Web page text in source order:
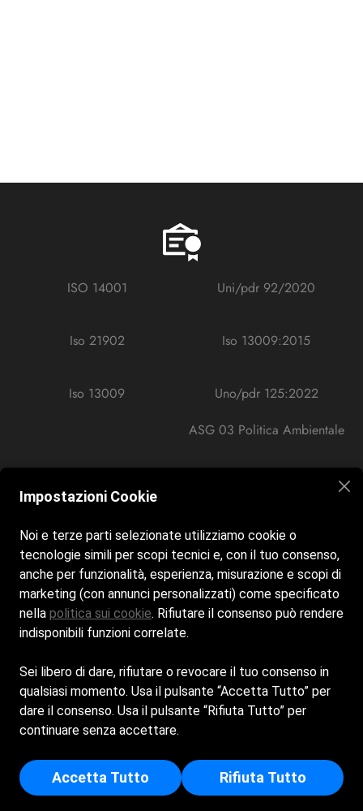
ISO 14001 Uni/pdr 92/2020
Iso 21902 Iso 13009:2015
Iso 13009
Uno/pdr 125:2022
ASG 03 Politica Ambientale
Cookie Policy
Privacy Policy
BAGNI BAR EDEN S.R.L. - Sede Legale: VIA FEGINA 7 - 19016
- MONTEROSSO AL MARE (SP) - Capitale Sociale Euro 60.000
- Iscritta al registro delle imprese di La Spezia - p.i/c.f:
Impostazioni Cookie
Noi e terze parti selezionate utilizziamo cookie o
tecnologie simili per scopi tecnici e, con il tuo consenso,
anche per funzionalità, esperienza, misurazione e scopi di
marketing (con annunci personalizzati) come specificato
nella politica sui cookie. Rifiutare il consenso può rendere
indisponibili funzioni correlate.
Sei libero di dare, rifiutare o revocare il tuo consenso in
qualsiasi momento. Usa il pulsante “Accetta Tutto” per
dare il consenso. Usa il pulsante “Rifiuta Tutto” per
continuare senza accettare.
Accetta Tutto Rifiuta Tutto